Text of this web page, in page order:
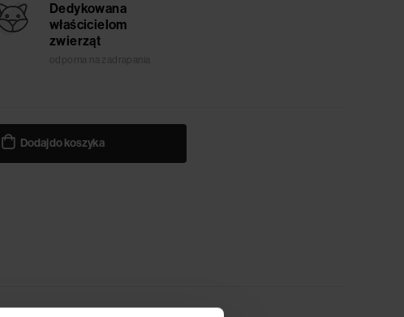
Dedykowana
właścicielom
zwierząt
odporna na zadrapania
Dodaj do koszyka